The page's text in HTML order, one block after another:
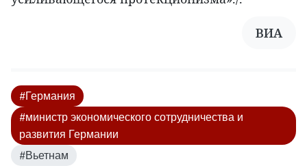
ВИА
#Германия
#министр экономического сотрудничества и
развития Германии
#Вьетнам